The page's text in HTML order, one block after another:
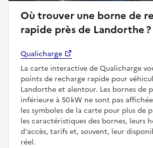
Où trouver une borne de
rapide près de Landorthe ?
Qualicharge
La carte interactive de Qualicharge
points de recharge rapide pour
Landorthe et alentour. Les bornes de
inférieure à 50 kW ne sont pas
les symboles de la carte pour plus de
les caractéristiques des bornes, leurs
d'accès, tarifs et, souvent, leur
réel.